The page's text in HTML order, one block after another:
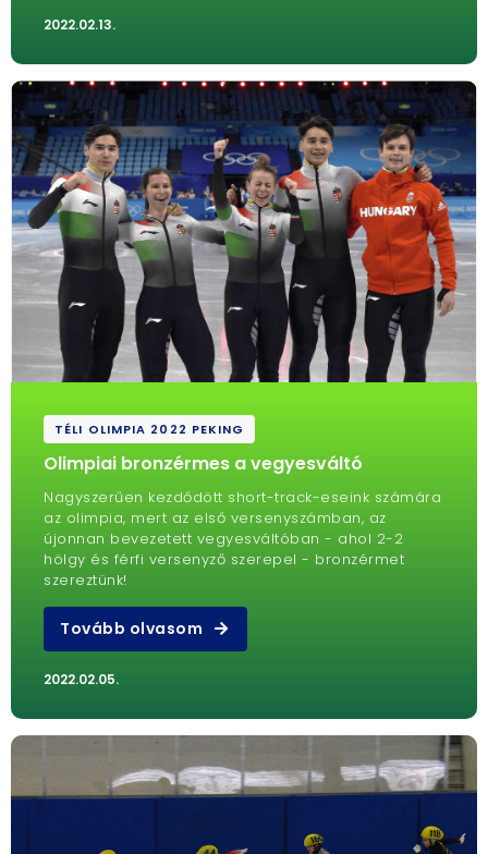
2022.02.13.
TÉLI OLIMPIA 2022 PEKING
Olimpiai bronzérmes a vegyesváltó
Nagyszerűen kezdődött short-track-eseink számára
az olimpia, mert az első versenyszámban, az
újonnan bevezetett vegyesváltóban - ahol 2-2
hölgy és férfi versenyző szerepel - bronzérmet
szereztünk!
Tovább olvasom
2022.02.05.